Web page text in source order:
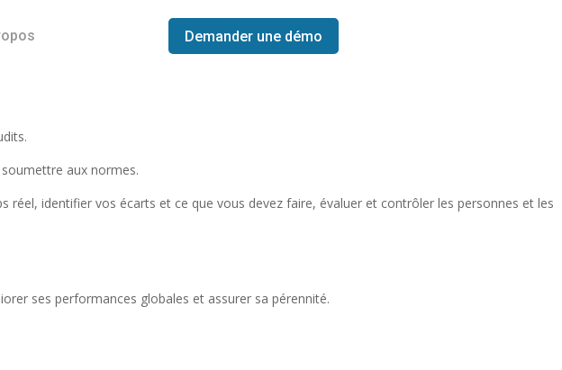
Demander une démo
aux normes.
identifier vos écarts et ce que vous devez faire, évaluer et contrôler les personnes et les
ses performances globales et assurer sa pérennité.